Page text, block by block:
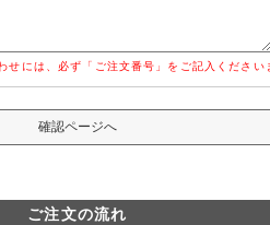
には、必ず「ご注文番号」をご記入ください
ご注文の流れ